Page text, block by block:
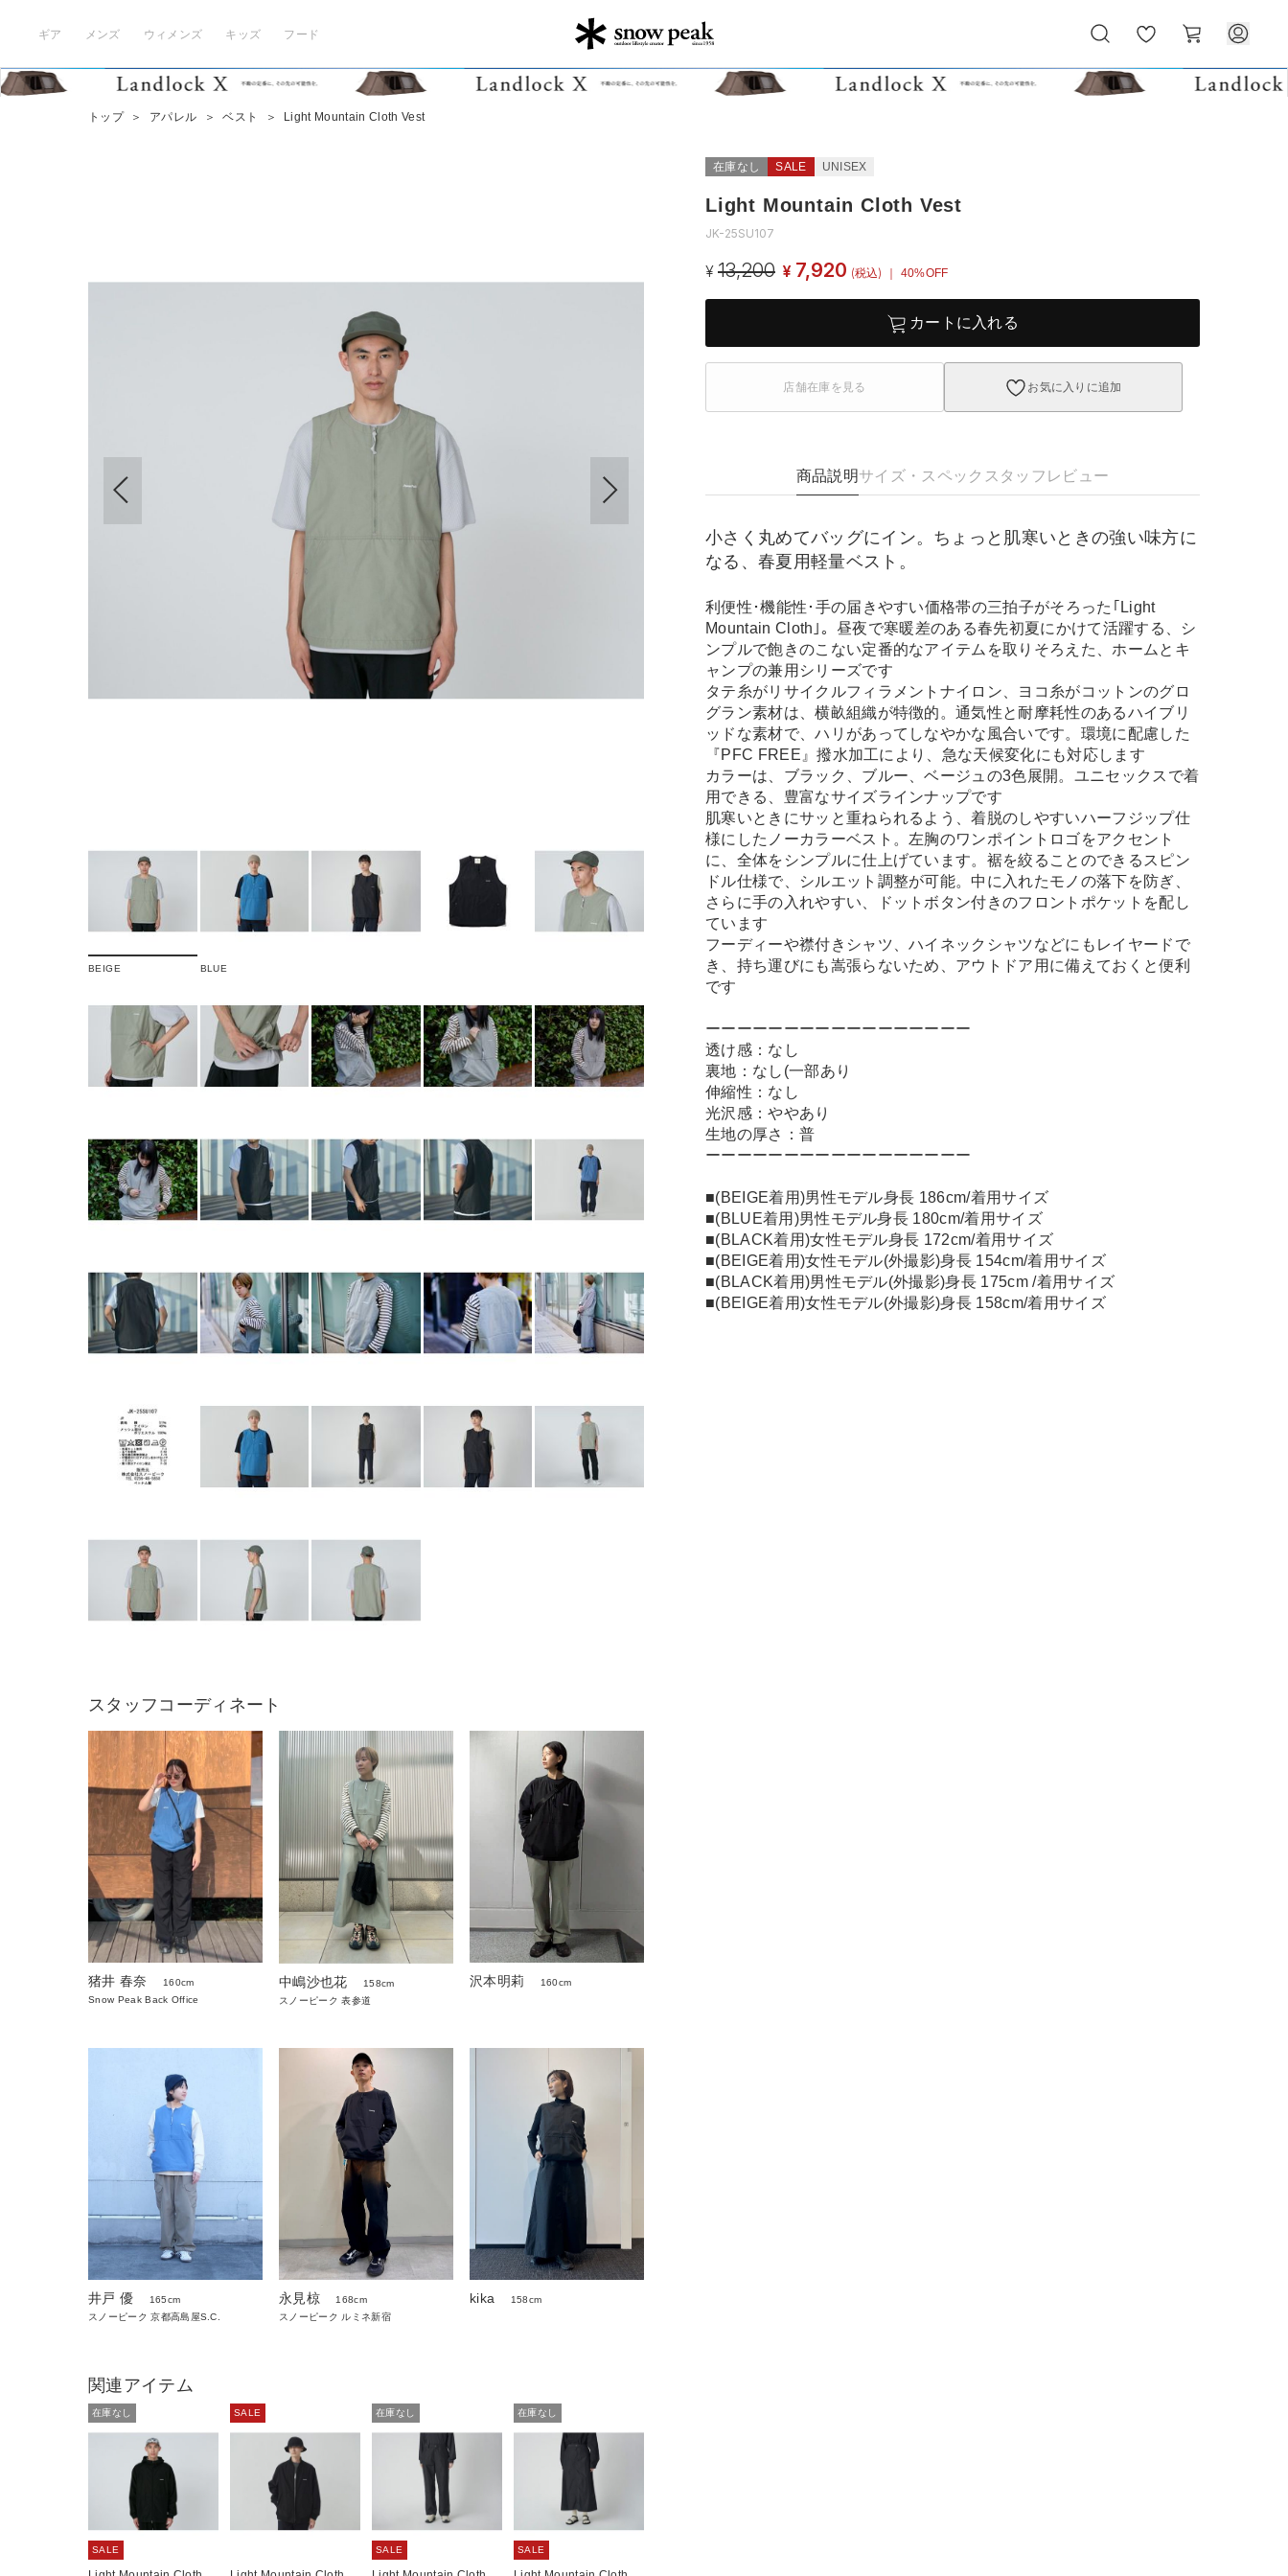
ギア メンズ ウィメンズ キッズ フード
気
に
ー
ト
トップ ＞ アパレル ＞ ベスト ＞ Light Mountain Cloth Vest
BEIGE BLUE
在庫なし SALE UNISEX
Light Mountain Cloth Vest
JK-25SU107
¥ 13,200 ¥ 7,920 (税込) ｜ 40%OFF
カートに入れる
店舗在庫を見る お気に入りに追加
商品説明サイズ・スペック スタッフレビュー
小さく丸めてバッグにイン。ちょっと肌寒いときの強い味方に
なる、春夏用軽量ベスト。
利便性･機能性･手の届きやすい価格帯の三拍子がそろった｢Light
Mountain Cloth｣。昼夜で寒暖差のある春先初夏にかけて活躍する、シ
ンプルで飽きのこない定番的なアイテムを取りそろえた、ホームとキ
ャンプの兼用シリーズです
タテ糸がリサイクルフィラメントナイロン、ヨコ糸がコットンのグロ
グラン素材は、横畝組織が特徴的。通気性と耐摩耗性のあるハイブリ
ッドな素材で、ハリがあってしなやかな風合いです。環境に配慮した
『PFC FREE』撥水加工により、急な天候変化にも対応します
カラーは、ブラック、ブルー、ベージュの3色展開。ユニセックスで着
用できる、豊富なサイズラインナップです
肌寒いときにサッと重ねられるよう、着脱のしやすいハーフジップ仕
様にしたノーカラーベスト。左胸のワンポイントロゴをアクセント
に、全体をシンプルに仕上げています。裾を絞ることのできるスピン
ドル仕様で、シルエット調整が可能。中に入れたモノの落下を防ぎ、
さらに手の入れやすい、ドットボタン付きのフロントポケットを配し
ています
フーディーや襟付きシャツ、ハイネックシャツなどにもレイヤードで
き、持ち運びにも嵩張らないため、アウトドア用に備えておくと便利
です
ーーーーーーーーーーーーーーーーー
透け感：なし
裏地：なし(一部あり
伸縮性：なし
光沢感：ややあり
生地の厚さ：普
ーーーーーーーーーーーーーーーーー
■(BEIGE着用)男性モデル身長 186cm/着用サイズ
■(BLUE着用)男性モデル身長 180cm/着用サイズ
■(BLACK着用)女性モデル身長 172cm/着用サイズ
■(BEIGE着用)女性モデル(外撮影)身長 154cm/着用サイズ
■(BLACK着用)男性モデル(外撮影)身長 175cm /着用サイズ
■(BEIGE着用)女性モデル(外撮影)身長 158cm/着用サイズ
スタッフコーディネート
猪井 春奈
160cm
Snow Peak Back Office
中嶋沙也花
158cm
スノーピーク 表参道
沢本明莉 160cm
井戸 優
165cm
スノーピーク 京都高島屋S.C.
永見椋
168cm
スノーピーク ルミネ新宿
kika 158cm
関連アイテム
在庫なし
SALE
SALE 在庫なし
SALE
在庫なし
SALE